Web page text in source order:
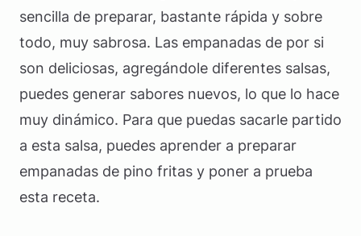
sencilla de preparar, bastante rápida y sobre
todo, muy sabrosa. Las empanadas de por si
son deliciosas, agregándole diferentes salsas,
puedes generar sabores nuevos, lo que lo hace
muy dinámico. Para que puedas sacarle partido
a esta salsa, puedes aprender a preparar
empanadas de pino fritas y poner a prueba
esta receta.